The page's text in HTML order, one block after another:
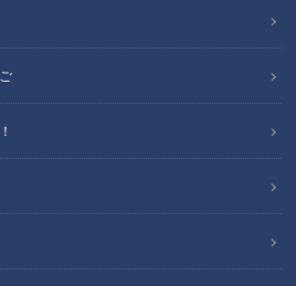
メです）」…全て英語で会話！グローバ
英語科で出会った